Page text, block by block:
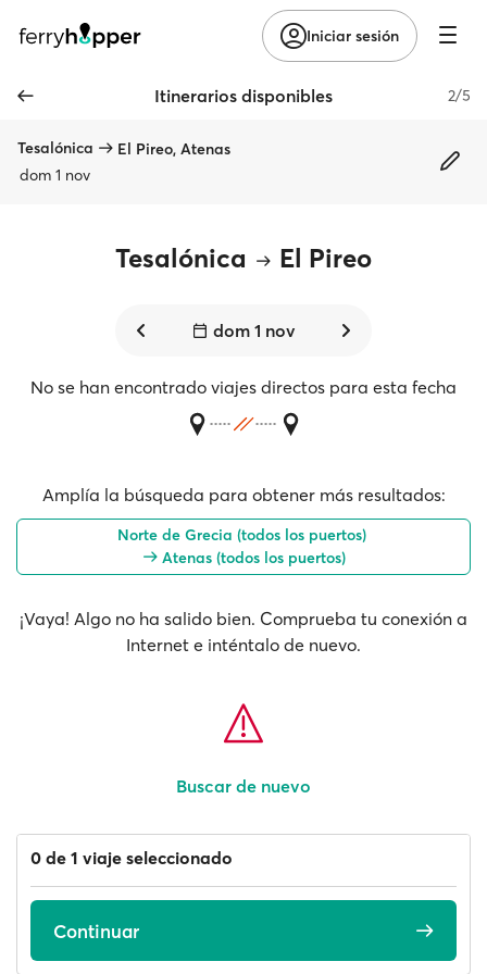
Iniciar sesión
Itinerarios disponibles 2/5
Tesalónica
El Pireo, Atenas
dom 1 nov
Tesalónica El Pireo
dom 1 nov
No se han encontrado viajes directos para esta fecha
Amplía la búsqueda para obtener más resultados:
Norte de Grecia (todos los puertos)
Atenas (todos los puertos)
¡Vaya! Algo no ha salido bien. Comprueba tu conexión a
Internet e inténtalo de nuevo.
Buscar de nuevo
0 de 1 viaje seleccionado
Continuar